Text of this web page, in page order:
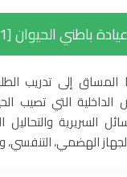
المساق إلى تدريب
الداخلية التي تصيب
السريرية
الهضمي، التنفسي،